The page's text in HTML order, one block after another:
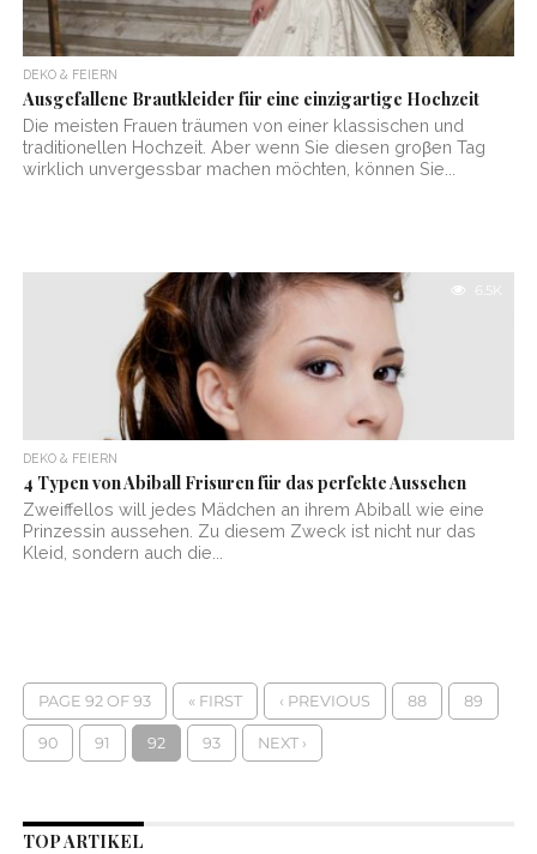
DEKO & FEIERN
Ausgefallene Brautkleider für eine einzigartige Hochzeit
Die meisten Frauen träumen von einer klassischen und
traditionellen Hochzeit. Aber wenn Sie diesen groβen Tag
wirklich unvergessbar machen möchten, können Sie...
DEKO & FEIERN
4 Typen von Abiball Frisuren für das perfekte Aussehen
Zweiffellos will jedes Mädchen an ihrem Abiball wie eine
Prinzessin aussehen. Zu diesem Zweck ist nicht nur das
Kleid, sondern auch die...
PAGE 92 OF 93 « FIRST ‹ PREVIOUS 88 89
90 91 92 93 NEXT ›
TOP ARTIKEL